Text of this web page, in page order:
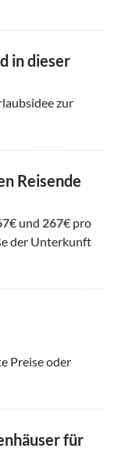
in dieser
zur
Reisende
€ und 267€ pro
der Unterkunft
Preise oder
für